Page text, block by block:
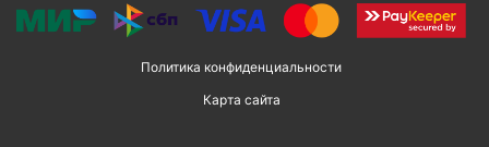
Политика конфиденциальности
Карта сайта